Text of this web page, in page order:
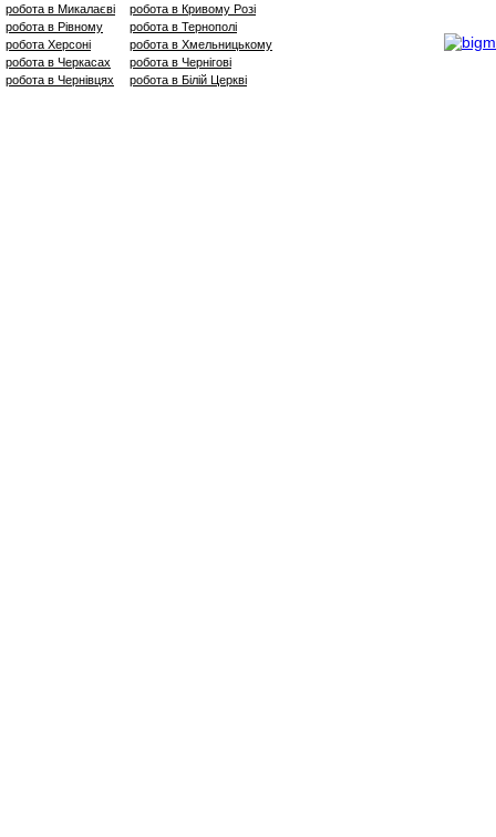
робота в Микалаєві
робота в Рівному
робота Херсоні
робота в Черкасах
робота в Чернівцях
робота в Кривому Розі
робота в Тернополі
робота в Хмельницькому
робота в Чернігові
робота в Білій Церкві